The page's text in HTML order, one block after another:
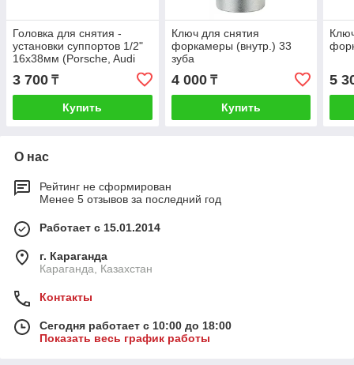
Головка для снятия -
установки суппортов 1/2"
16х38мм (Porsche, Audi
3 700 ₸
Купить
Ключ для снятия
форкамеры (внутр.) 33
зуба
4 000₸
Купить
5
О нас
Рейтинг не сформирован
Менее 5 отзывов за последний год
Работает с 15.01.2014
г. Караганда
Караганда, Казахстан
Контакты
Сегодня работает с 10:00 до 18:00
Показать весь график работы